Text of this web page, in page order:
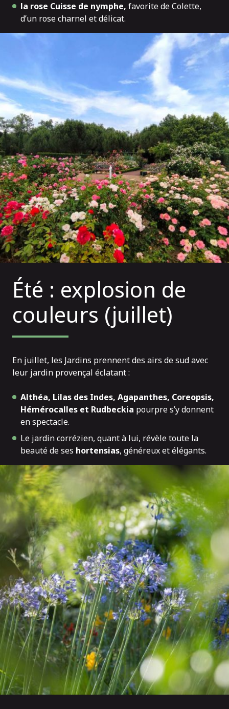
la rose Cuisse de nymphe, favorite de Colette,
d’un rose charnel et délicat.
Été : explosion de
couleurs (juillet)
En juillet, les Jardins prennent des airs de sud avec
leur jardin provençal éclatant :
Althéa, Lilas des Indes, Agapanthes, Coreopsis,
Hémérocalles et Rudbeckia pourpre s’y donnent
en spectacle.
Le jardin corrézien, quant à lui, révèle toute la
beauté de ses hortensias, généreux et élégants.